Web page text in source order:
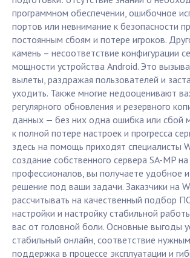
программном обеспечении, ошибочное
портов или невнимание к безопасности
постоянным сбоям и потере игроков.
камень – несоответствие конфигурации
мощности устройства Android. Это
вылеты, раздражая пользователей и
уходить. Также многие недооценивают
регулярного обновления и резервного
данных — без них одна ошибка или сбой
к полной потере настроек и прогресса
здесь на помощь приходят специалисты
создание собственного сервера SA-MP
профессионалов, вы получаете удобное
решение под ваши задачи. Заказчики на
рассчитывать на качественный подбор
настройки и настройку стабильной
вас от головной боли. Основные выгоды
стабильный онлайн, соответствие
поддержка в процессе эксплуатации и